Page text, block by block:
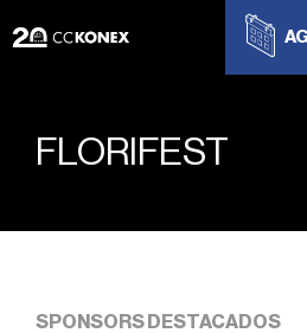
FLORIFEST
SPONSORS DESTACADOS